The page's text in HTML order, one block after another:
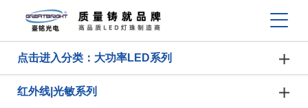
点击进入分类：大功率LED系列
红外线|光敏系列